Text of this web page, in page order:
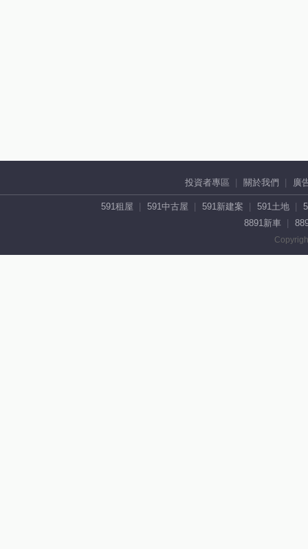
投資者專區 關於我們 廣
591租屋 591中古屋 591新建案 591土地
8891新車